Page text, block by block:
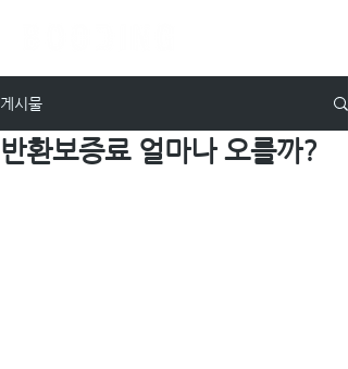
게시물
반환보증료 얼마나 오를까?